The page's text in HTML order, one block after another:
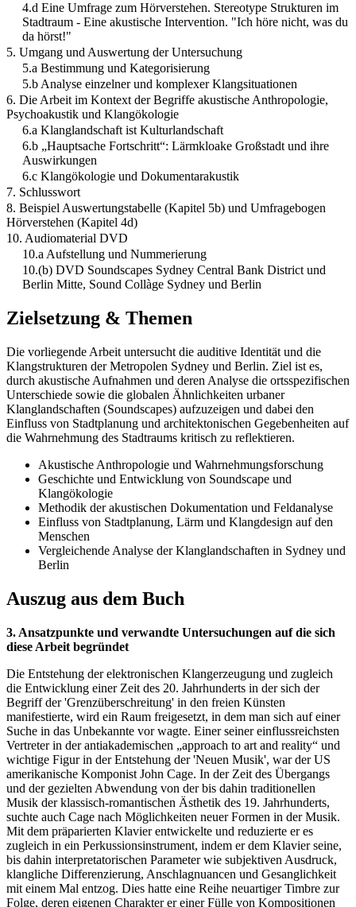
4.d Eine Umfrage zum Hörverstehen. Stereotype Strukturen im
Stadtraum - Eine akustische Intervention. "Ich höre nicht, was du
da hörst!"
5. Umgang und Auswertung der Untersuchung
5.a Bestimmung und Kategorisierung
5.b Analyse einzelner und komplexer Klangsituationen
6. Die Arbeit im Kontext der Begriffe akustische Anthropologie,
Psychoakustik und Klangökologie
6.a Klanglandschaft ist Kulturlandschaft
6.b „Hauptsache Fortschritt“: Lärmkloake Großstadt und ihre
Auswirkungen
6.c Klangökologie und Dokumentarakustik
7. Schlusswort
8. Beispiel Auswertungstabelle (Kapitel 5b) und Umfragebogen
Hörverstehen (Kapitel 4d)
10. Audiomaterial DVD
10.a Aufstellung und Nummerierung
10.(b) DVD Soundscapes Sydney Central Bank District und
Berlin Mitte, Sound Collàge Sydney und Berlin
Zielsetzung & Themen
Die vorliegende Arbeit untersucht die auditive Identität und die
Klangstrukturen der Metropolen Sydney und Berlin. Ziel ist es,
durch akustische Aufnahmen und deren Analyse die ortsspezifischen
Unterschiede sowie die globalen Ähnlichkeiten urbaner
Klanglandschaften (Soundscapes) aufzuzeigen und dabei den
Einfluss von Stadtplanung und architektonischen Gegebenheiten auf
die Wahrnehmung des Stadtraums kritisch zu reflektieren.
Akustische Anthropologie und Wahrnehmungsforschung
Geschichte und Entwicklung von Soundscape und
Klangökologie
Methodik der akustischen Dokumentation und Feldanalyse
Einfluss von Stadtplanung, Lärm und Klangdesign auf den
Menschen
Vergleichende Analyse der Klanglandschaften in Sydney und
Berlin
Auszug aus dem Buch
3. Ansatzpunkte und verwandte Untersuchungen auf die sich
diese Arbeit begründet
Die Entstehung der elektronischen Klangerzeugung und zugleich
die Entwicklung einer Zeit des 20. Jahrhunderts in der sich der
Begriff der 'Grenzüberschreitung' in den freien Künsten
manifestierte, wird ein Raum freigesetzt, in dem man sich auf einer
Suche in das Unbekannte vor wagte. Einer seiner einflussreichsten
Vertreter in der antiakademischen „approach to art and reality“ und
wichtige Figur in der Entstehung der 'Neuen Musik', war der US
amerikanische Komponist John Cage. In der Zeit des Übergangs
und der gezielten Abwendung von der bis dahin traditionellen
Musik der klassisch-romantischen Ästhetik des 19. Jahrhunderts,
suchte auch Cage nach Möglichkeiten neuer Formen in der Musik.
Mit dem präparierten Klavier entwickelte und reduzierte er es
zugleich in ein Perkussionsinstrument, indem er dem Klavier seine,
bis dahin interpretatorischen Parameter wie subjektiven Ausdruck,
klangliche Differenzierung, Anschlagnuancen und Gesanglichkeit
mit einem Mal entzog. Dies hatte eine Reihe neuartiger Timbre zur
Folge, deren eigenen Charakter er einer Fülle von Kompositionen